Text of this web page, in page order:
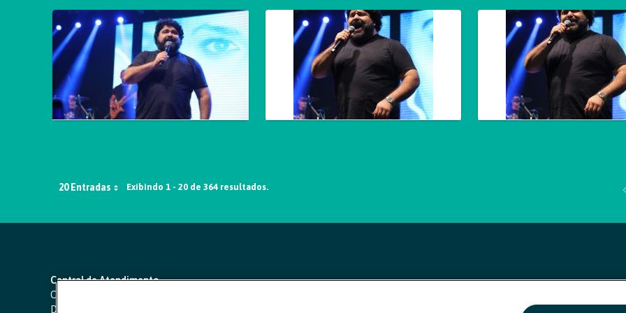
20 Entradas Exibindo 1 - 20 de 364 resultados.
Central de Atendimento
Capitais e regiões metropolitanas:
Demais localidades: